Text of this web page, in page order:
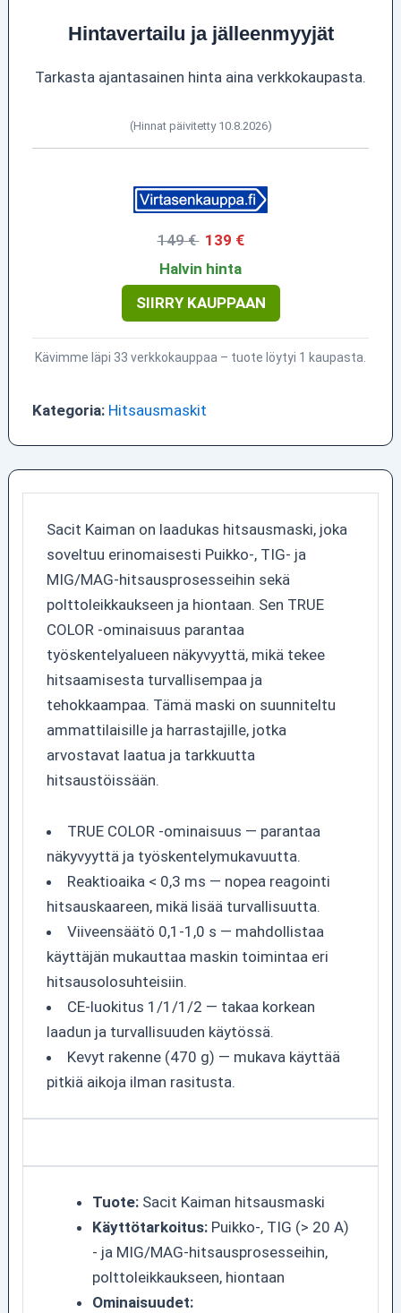
Hintavertailu ja jälleenmyyjät
Tarkasta ajantasainen hinta aina verkkokaupasta.
(Hinnat päivitetty 10.8.2026)
149 € 139 €
Halvin hinta
SIIRRY KAUPPAAN
Kävimme läpi 33 verkkokauppaa – tuote löytyi 1 kaupasta.
Kategoria: Hitsausmaskit
Sacit Kaiman on laadukas hitsausmaski, joka
soveltuu erinomaisesti Puikko-, TIG- ja
MIG/MAG-hitsausprosesseihin sekä
polttoleikkaukseen ja hiontaan. Sen TRUE
COLOR -ominaisuus parantaa
työskentelyalueen näkyvyyttä, mikä tekee
hitsaamisesta turvallisempaa ja
tehokkaampaa. Tämä maski on suunniteltu
ammattilaisille ja harrastajille, jotka
arvostavat laatua ja tarkkuutta
hitsaustöissään.
TRUE COLOR -ominaisuus — parantaa
näkyvyyttä ja työskentelymukavuutta.
Reaktioaika < 0,3 ms — nopea reagointi
hitsauskaareen, mikä lisää turvallisuutta.
Viiveensäätö 0,1-1,0 s — mahdollistaa
käyttäjän mukauttaa maskin toimintaa eri
hitsausolosuhteisiin.
CE-luokitus 1/1/1/2 — takaa korkean
laadun ja turvallisuuden käytössä.
Kevyt rakenne (470 g) — mukava käyttää
pitkiä aikoja ilman rasitusta.
Tuote:Sacit Kaiman hitsausmaski
Käyttötarkoitus:Puikko-, TIG (> 20 A)
- ja MIG/MAG-hitsausprosesseihin,
polttoleikkaukseen, hiontaan
Ominaisuudet: